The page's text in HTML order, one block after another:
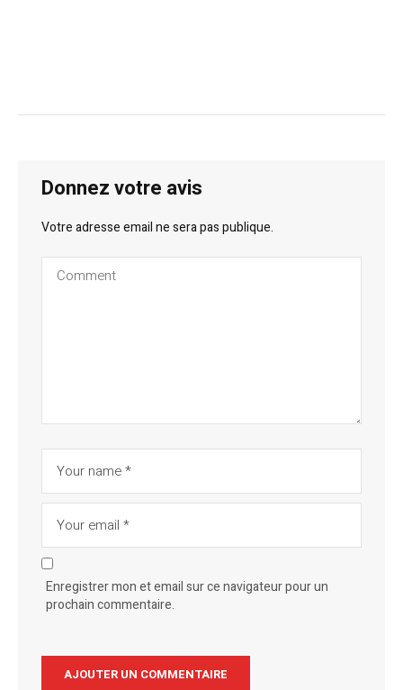
Donnez votre avis
Votre adresse email ne sera pas publique.
Enregistrer mon et email sur ce navigateur pour un
prochain commentaire.